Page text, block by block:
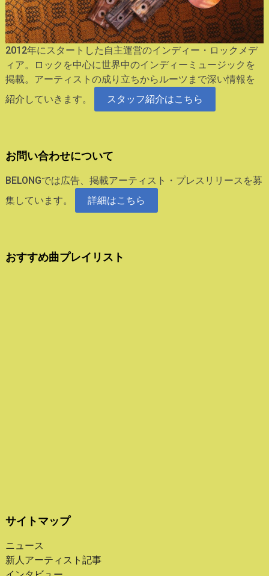
2012年にスタートした自主運営のインディー・ロックメデ
ィア。ロックを中心に世界中のインディーミュージックを
掲載。アーティストの成り立ちからルーツまで深い情報を
紹介していきます。
スタッフ紹介はこちら
お問い合わせについて
BELONGでは広告、掲載アーティスト・プレスリリースを募
集しています。
詳細はこちら
おすすめ曲プレイリスト
サイトマップ
ニュース
新人アーティスト記事